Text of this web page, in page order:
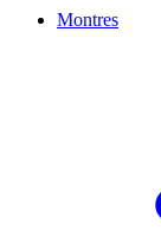
Montres